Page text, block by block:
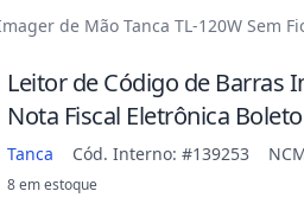
de Mão Tanca TL-120W Sem
Leitor de Código de Barras
Nota Fiscal Eletrônica
Tanca Cód. Interno: #139253
8 em estoque